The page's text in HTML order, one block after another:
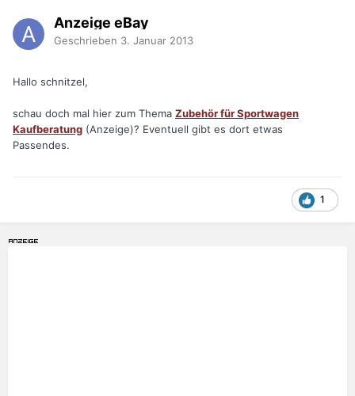
Anzeige eBay
Geschrieben 3. Januar 2013
Hallo schnitzel,
schau doch mal hier zum Thema Zubehör für Sportwagen
Kaufberatung (Anzeige)? Eventuell gibt es dort etwas
Passendes.
1